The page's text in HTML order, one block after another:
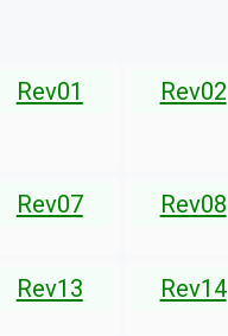
Rev01 Rev02
Rev07 Rev08
Rev13 Rev14